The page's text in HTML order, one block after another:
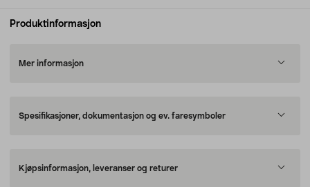
Produktinformasjon
Mer informasjon
Spesifikasjoner, dokumentasjon og ev. faresymboler
Kjøpsinformasjon, leveranser og returer